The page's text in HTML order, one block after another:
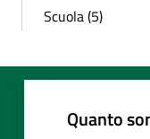
Scuola (5)
Quanto